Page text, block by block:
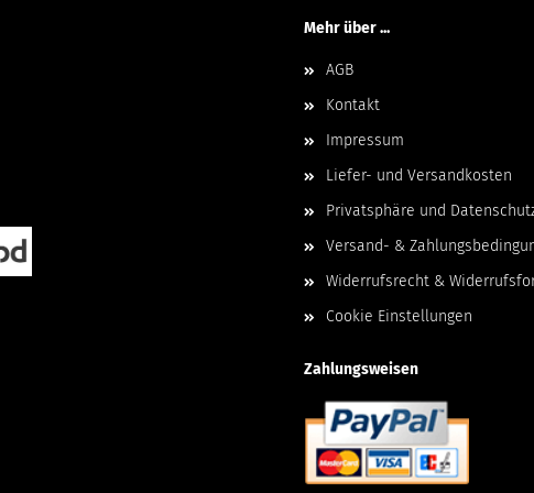
Mehr über ...
AGB
Kontakt
Impressum
Liefer- und Versandkosten
Privatsphäre und
Versand- &
Widerrufsrecht &
Cookie Einstellungen
Zahlungsweisen